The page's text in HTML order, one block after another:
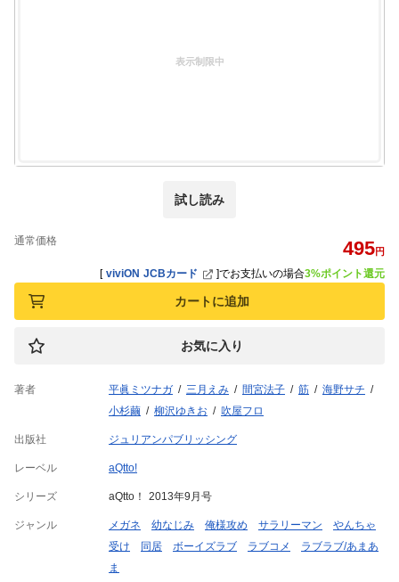
表示制限中
試し読み
通常価格 495円
[ viviON JCBカード ]でお支払いの場合3%ポイント還元
カートに追加
お気に入り
著者 平眞ミツナガ 三月えみ 間宮法子 筋
海野サチ
小杉繭
柳沢ゆきお 吹屋フロ
出版社 ジュリアンパブリッシング
レーベル aQtto!
シリーズ aQtto！ 2013年9月号
ジャンル メガネ 幼なじみ 俺様攻め サラリーマン
やんちゃ
受け
同居 ボーイズラブ ラブコメ
ラブラブ/あまあ
ま